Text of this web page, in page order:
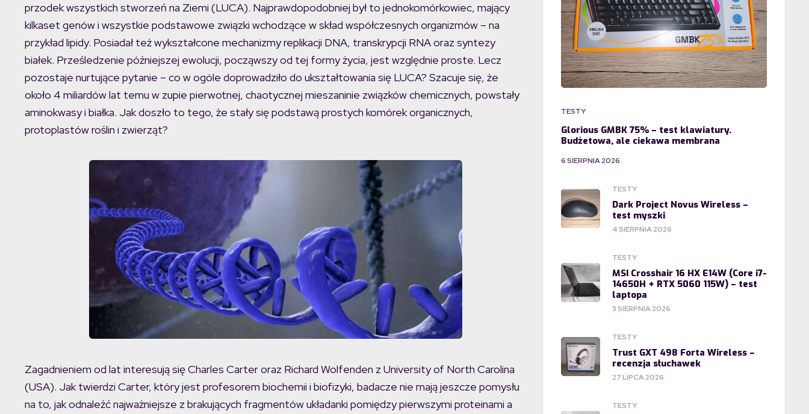
przodek wszystkich stworzeń na Ziemi (LUCA). Najprawdopodobniej był to jednokomórkowiec, mający
kilkaset genów i wszystkie podstawowe związki wchodzące w skład współczesnych organizmów – na
przykład lipidy. Posiadał też wykształcone mechanizmy replikacji DNA, transkrypcji RNA oraz syntezy
białek. Prześledzenie późniejszej ewolucji, począwszy od tej formy życia, jest względnie proste. Lecz
pozostaje nurtujące pytanie – co w ogóle doprowadziło do ukształtowania się LUCA? Szacuje się, że
około 4 miliardów lat temu w zupie pierwotnej, chaotycznej mieszaninie związków chemicznych, powstały
aminokwasy i białka. Jak doszło to tego, że stały się podstawą prostych komórek organicznych,
protoplastów roślin i zwierząt?
Zagadnieniem od lat interesują się Charles Carter oraz Richard Wolfenden z University of North Carolina
(USA). Jak twierdzi Carter, który jest profesorem biochemii i biofizyki, badacze nie mają jeszcze pomysłu
na to, jak odnaleźć najważniejsze z brakujących fragmentów układanki pomiędzy pierwszymi proteinami a
TESTY
Glorious GMBK 75% – test klawiatury.
Budżetowa, ale ciekawa membrana
6 SIERPNIA 2026
TESTY
Dark Project Novus Wireless –
test myszki
4 SIERPNIA 2026
TESTY
MSI Crosshair 16 HX E14W (Core i7-
14650H + RTX 5060 115W) – test
laptopa
3 SIERPNIA 2026
TESTY
Trust GXT 498 Forta Wireless –
recenzja słuchawek
27 LIPCA 2026
TESTY